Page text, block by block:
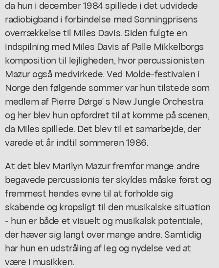
da hun i december 1984 spillede i det udvidede
radiobigband i forbindelse med Sonningprisens
overrækkelse til Miles Davis. Siden fulgte en
indspilning med Miles Davis af Palle Mikkelborgs
komposition til lejligheden, hvor percussionisten
Mazur også medvirkede. Ved Molde-festivalen i
Norge den følgende sommer var hun tilstede som
medlem af Pierre Dørge' s New Jungle Orchestra
og her blev hun opfordret til at komme på scenen,
da Miles spillede. Det blev til et samarbejde, der
varede et år indtil sommeren 1986.
At det blev Marilyn Mazur fremfor mange andre
begavede percussionis ter skyldes måske først og
fremmest hendes evne til at forholde sig
skabende og kropsligt til den musikalske situation
- hun er både et visuelt og musikalsk potentiale,
der hæver sig langt over mange andre. Samtidig
har hun en udstråling af leg og nydelse ved at
være i musikken.